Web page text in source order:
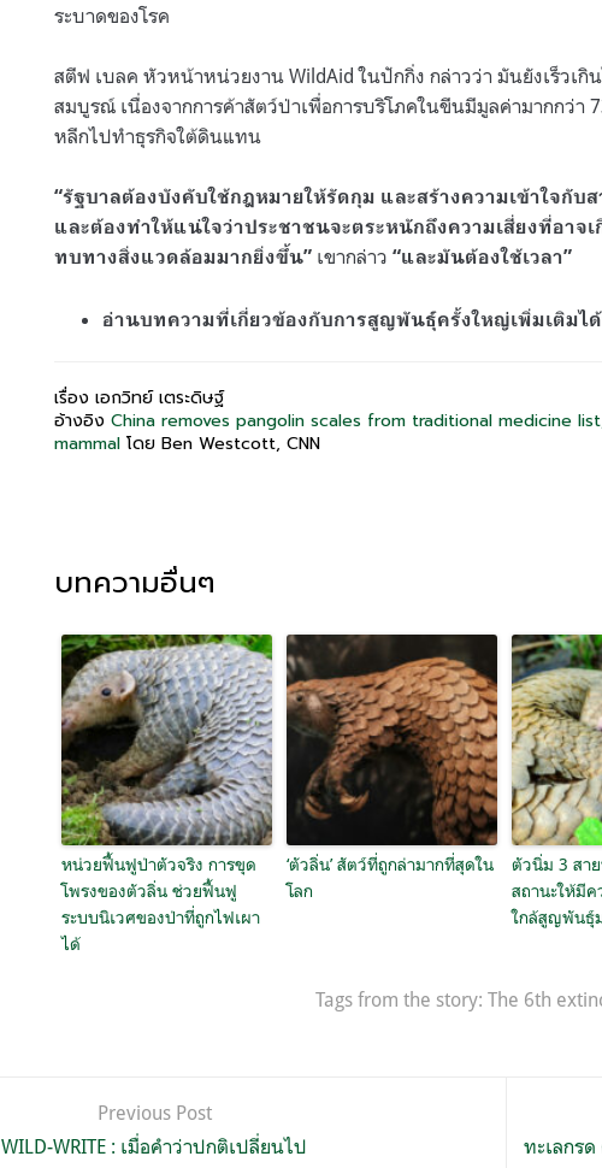
ระบาดของโรค
สตีฟ เบลค หัวหน้าหน่วยงาน WildAid ในปักกิ่ง กล่าวว่า มันยังเร็วเ
สมบูรณ์ เนื่องจากการค้าสัตว์ป่าเพื่อการบริโภคในขีนมีมูลค่ามากกว่า
หลีกไปทำธุรกิจใต้ดินแทน
“รัฐบาลต้องบังคับใช้กฎหมายให้รัดกุม และสร้างความเข้าใจกับ
และต้องทำให้แน่ใจว่าประชาชนจะตระหนักถึงความเสี่ยงที่อาจ
ทบทางสิ่งแวดล้อมมากยิ่งขึ้น” เขากล่าว “และมันต้องใช้เวลา”
อ่านบทความที่เกี่ยวข้องกับการสูญพันธุ์ครั้งใหญ่เพิ่มเติมไ
เรื่อง เอกวิทย์ เตระดิษฐ์
อ้างอิง China removes pangolin scales from traditional medicine
mammal โดย Ben Westcott, CNN
บทความอื่นๆ
หน่วยฟื้นฟูป่าตัวจริง การขุด
โพรงของตัวลิ่น ช่วยฟื้นฟู
ระบบนิเวศของป่าที่ถูกไฟเผา
ได้
‘ตัวลิ่น’ สัตว์ที่ถูกล่ามากที่สุดใน
โลก
ตัวนิ่ม 3 สา
สถานะให้มีค
ใกล้สูญพันธุ์
Tags from the story: The 6th
Previous Post
WILD-WRITE : เมื่อคำว่าปกติเปลี่ยนไป
ทะเลกร